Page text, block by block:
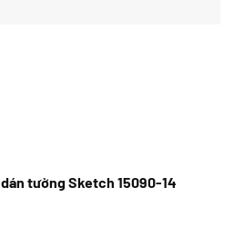
tường Sketch 15090-14